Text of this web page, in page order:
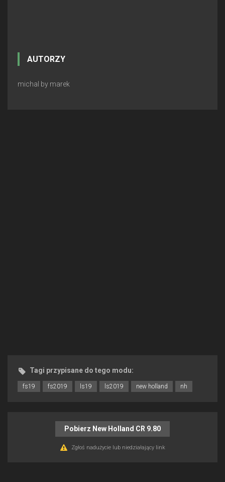
AUTORZY
michal by marek
Tagi przypisane do tego modu:
fs19 fs2019 ls19 ls2019 new holland nh
Pobierz New Holland CR 9.80
Zgłoś nadużycie lub niedziałający link